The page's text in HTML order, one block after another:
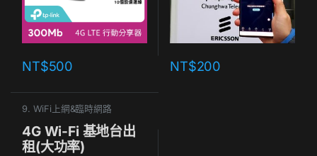
NT$500 NT$200
9. WiFi上網&臨時網路
4G Wi-Fi 基地台出
租(大功率)